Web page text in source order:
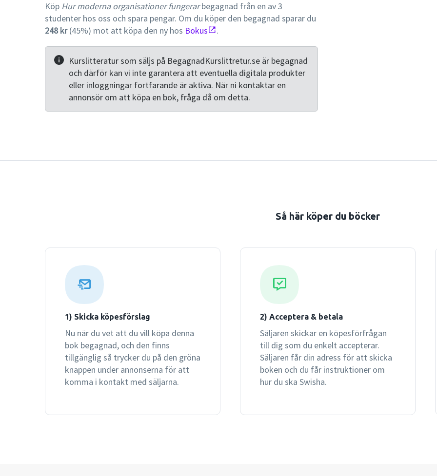
Köp Hur moderna organisationer fungerarbegagnad från en av 3
studenter hos oss och spara pengar. Om du köper den begagnad sparar du
248 kr(45%) mot att köpa den ny hos Bokus .
Kurslitteratur som säljs på BegagnadKurslittretur.se är begagnad
och därför kan vi inte garantera att eventuella digitala produkter
eller inloggningar fortfarande är aktiva. När ni kontaktar en
annonsör om att köpa en bok, fråga då om detta.
Så här köper du böcker
1) Skicka köpesförslag
Nu när du vet att du vill köpa denna
bok begagnad, och den finns
tillgänglig så trycker du på den gröna
knappen under annonserna för att
komma i kontakt med säljarna.
2) Acceptera & betala
Säljaren skickar en köpesförfrågan
till dig som du enkelt accepterar.
Säljaren får din adress för att skicka
boken och du får instruktioner om
hur du ska Swisha.